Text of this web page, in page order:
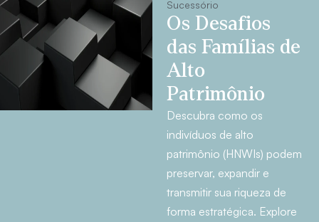
Sucessório
Os Desafios
das Famílias de
Alto
Patrimônio
Descubra como os
indivíduos de alto
patrimônio (HNWIs) podem
preservar, expandir e
transmitir sua riqueza de
forma estratégica. Explore